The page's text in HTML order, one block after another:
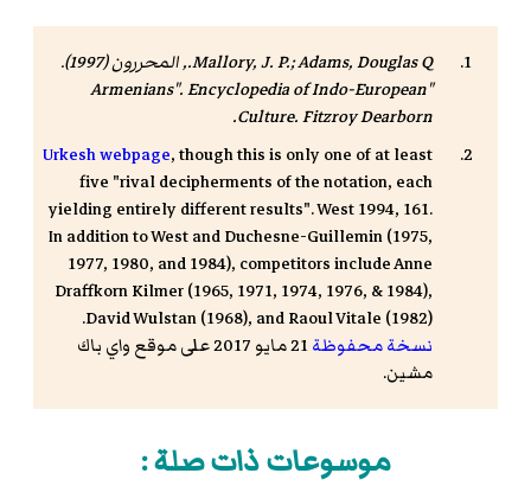
Mallory, J. P.; Adams, Douglas Q., المحررون (1997).
"Armenians".
Encyclopedia of Indo-European
Culture. Fitzroy Dearborn.
Urkesh webpage, though this is only one of at least
five "rival decipherments of the notation, each
yielding entirely different results". West 1994, 161.
In addition to West and Duchesne-Guillemin (1975,
1977, 1980, and 1984), competitors include Anne
Draffkorn Kilmer (1965, 1971, 1974, 1976, & 1984),
David Wulstan (1968), and Raoul Vitale (1982).
نسخة محفوظة
21 مايو 2017 على موقع واي باك
مشين.
موسوعات ذات صلة :